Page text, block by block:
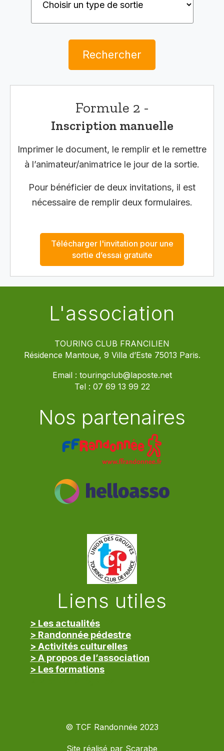
Rechercher
Formule 2 -
Inscription manuelle
Imprimer le document, le remplir et le remettre
à l’animateur/animatrice le jour de la sortie.
Pour bénéficier de deux invitations, il est
nécessaire de remplir deux formulaires.
Télécharger l'invitation pour une
sortie d’essai gratuite
L'association
TOURING CLUB FRANCILIEN
Résidence Mantoue, 9 Villa d’Este 75013 Paris.
Email : touringclub@laposte.net
Tel : 07 69 13 99 22
Nos partenaires
Liens utiles
> Les actualités
> Randonnée pédestre
> Activités culturelles
> A propos de l’association
> Les formations
© TCF Randonnée 2023
Site réalisé par Scarabe